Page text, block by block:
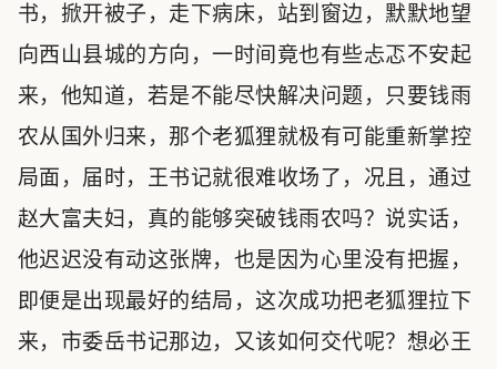
书，掀开被子，走下病床，站到窗边，默默地望
向西山县城的方向，一时间竟也有些忐忑不安起
来，他知道，若是不能尽快解决问题，只要钱雨
农从国外归来，那个老狐狸就极有可能重新掌控
局面，届时，王书记就很难收场了，况且，通过
赵大富夫妇，真的能够突破钱雨农吗？说实话，
他迟迟没有动这张牌，也是因为心里没有把握，
即便是出现最好的结局，这次成功把老狐狸拉下
来，市委岳书记那边，又该如何交代呢？想必王